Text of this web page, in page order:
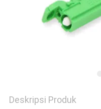
Deskripsi Produk